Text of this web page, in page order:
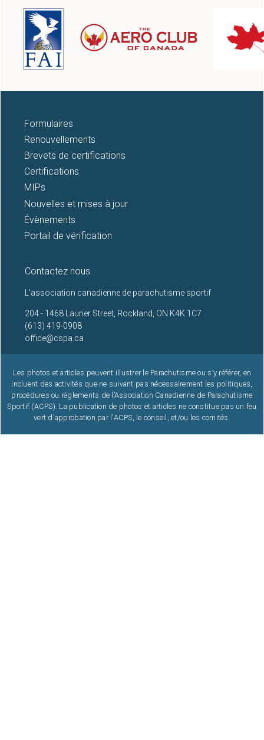
Formulaires
Renouvellements
Brevets de certifications
Certifications
MIPs
Nouvelles et mises à jour
Évènements
Portail de vérification
Contactez nous
L'association canadienne de parachutisme sportif
204 - 1468 Laurier Street, Rockland, ON K4K 1C7
(613) 419-0908
office@cspa.ca
Les photos et articles peuvent illustrer le Parachutisme ou s’y référer, en
incluent des activités que ne suivant pas nécessairement les politiques,
procédures ou règlements de l’Association Canadienne de Parachutisme
Sportif (ACPS). La publication de photos et articles ne constitue pas un feu
vert d'approbation par l'ACPS, le conseil, et/ou les comités.